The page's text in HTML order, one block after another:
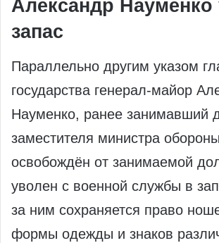
Александр Науменко
запас
Параллельно другим указом
государства генерал‑майор
Науменко, ранее занимавший
заместителя министра
освобождён от занимаемой
уволен с военной службы в
за ним сохраняется право
формы одежды и знаков